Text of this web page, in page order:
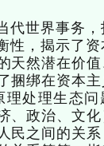
代世界事务
，揭示了资
天然潜在价
捆绑在资本
处理生态问
、政治、文
民之间的关